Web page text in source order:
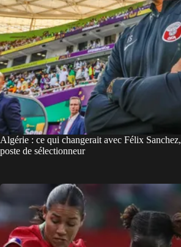
Algérie : ce qui changerait avec Félix
poste de sélectionneur